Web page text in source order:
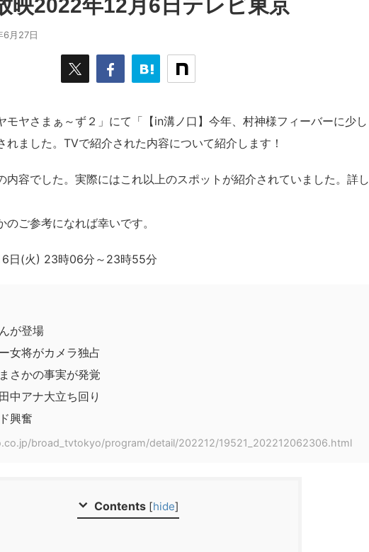
映2022年12月6日テレビ東京
6月27日
モヤさまぁ～ず２」にて「【in溝ノ口】今年、村神様フィーバーに少し
れました。TVで紹介された内容について紹介します！
内容でした。実際にはこれ以上のスポットが紹介されていました。詳し
ご参考になれば幸いです。
日(火) 23時06分～23時55分
が登場
女将がカメラ独占
さかの事実が発覚
中アナ大立ち回り
興奮
broad_tvtokyo/program/detail/202212/19521_202212062306.html
Contents [hide]